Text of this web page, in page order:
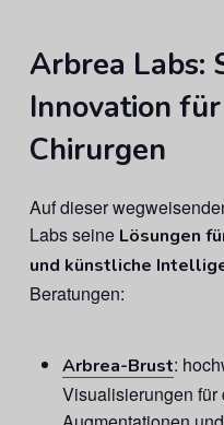
Arbrea Labs:
Innovation
Chirurgen
Auf dieser
Labs seine Lösungen
und künstliche
Beratungen:
Arbrea-Brust:
Visualisierungen für